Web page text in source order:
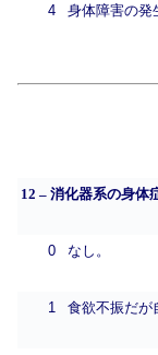
4 身体障害の発
12 – 消化器系の身体
0 なし。
1 食欲不振だが